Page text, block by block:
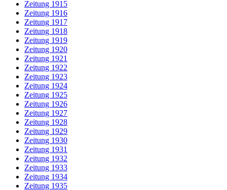
Zeitung 1915
Zeitung 1916
Zeitung 1917
Zeitung 1918
Zeitung 1919
Zeitung 1920
Zeitung 1921
Zeitung 1922
Zeitung 1923
Zeitung 1924
Zeitung 1925
Zeitung 1926
Zeitung 1927
Zeitung 1928
Zeitung 1929
Zeitung 1930
Zeitung 1931
Zeitung 1932
Zeitung 1933
Zeitung 1934
Zeitung 1935